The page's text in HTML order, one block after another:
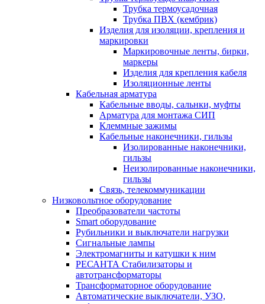
Трубка термоусадочная
Трубка ПВХ (кембрик)
Изделия для изоляции, крепления и
маркировки
Маркировочные ленты, бирки,
маркеры
Изделия для крепления кабеля
Изоляционные ленты
Кабельная арматура
Кабельные вводы, сальнки, муфты
Арматура для монтажа СИП
Клеммные зажимы
Кабельные наконечники, гильзы
Изолированные наконечники,
гильзы
Неизолированные наконечники,
гильзы
Связь, телекоммуникации
Низковольтное оборудование
Преобразователи частоты
Smart оборудование
Рубильники и выключатели нагрузки
Сигнальные лампы
Электромагниты и катушки к ним
РЕСАНТА Стабилизаторы и
автотрансформаторы
Трансформаторное оборудование
Автоматические выключатели, УЗО,